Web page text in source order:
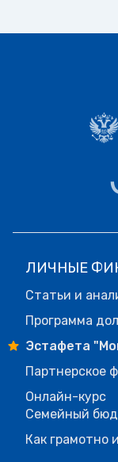
ЛИЧНЫЕ
Статьи и
Программа
Эстафета
Партнерское
Онлайн-курс
Семейный
Как грамотно